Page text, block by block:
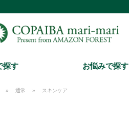
探す お悩みで探す
» 通常 » スキンケア